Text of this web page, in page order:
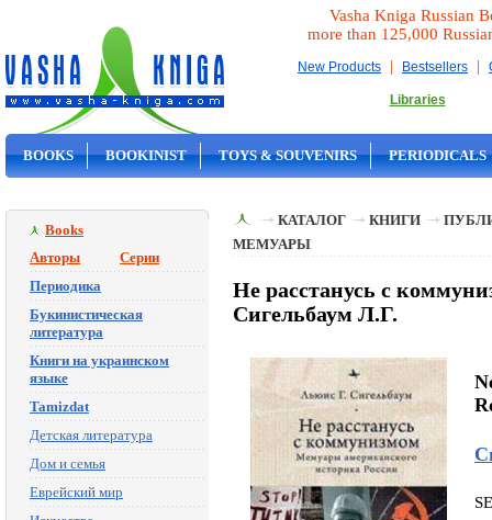
Vasha Kniga Russian
more than 125,000
New Products | Bestsellers |
Libraries
BOOKS BOOKINIST TOYS & SOUVENIRS PERIODICALS
Books
Авторы
Серии
Периодика
Букинистическая
литература
Книги на украинском
языке
Tamizdat
Детская литература
Дом и семья
Еврейский мир
КАТАЛОГ КНИГИ
МЕМУАРЫ
Не расстанусь с
Сигельбаум Л.Г.